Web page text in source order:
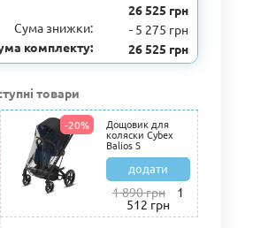
26 525 грн
Сума знижки:
- 5 275 грн
комплекту:
26 525 грн
товари
-20% Дощовик для
коляски Cybex
Balios S
додати
1 890 грн 1
512 грн